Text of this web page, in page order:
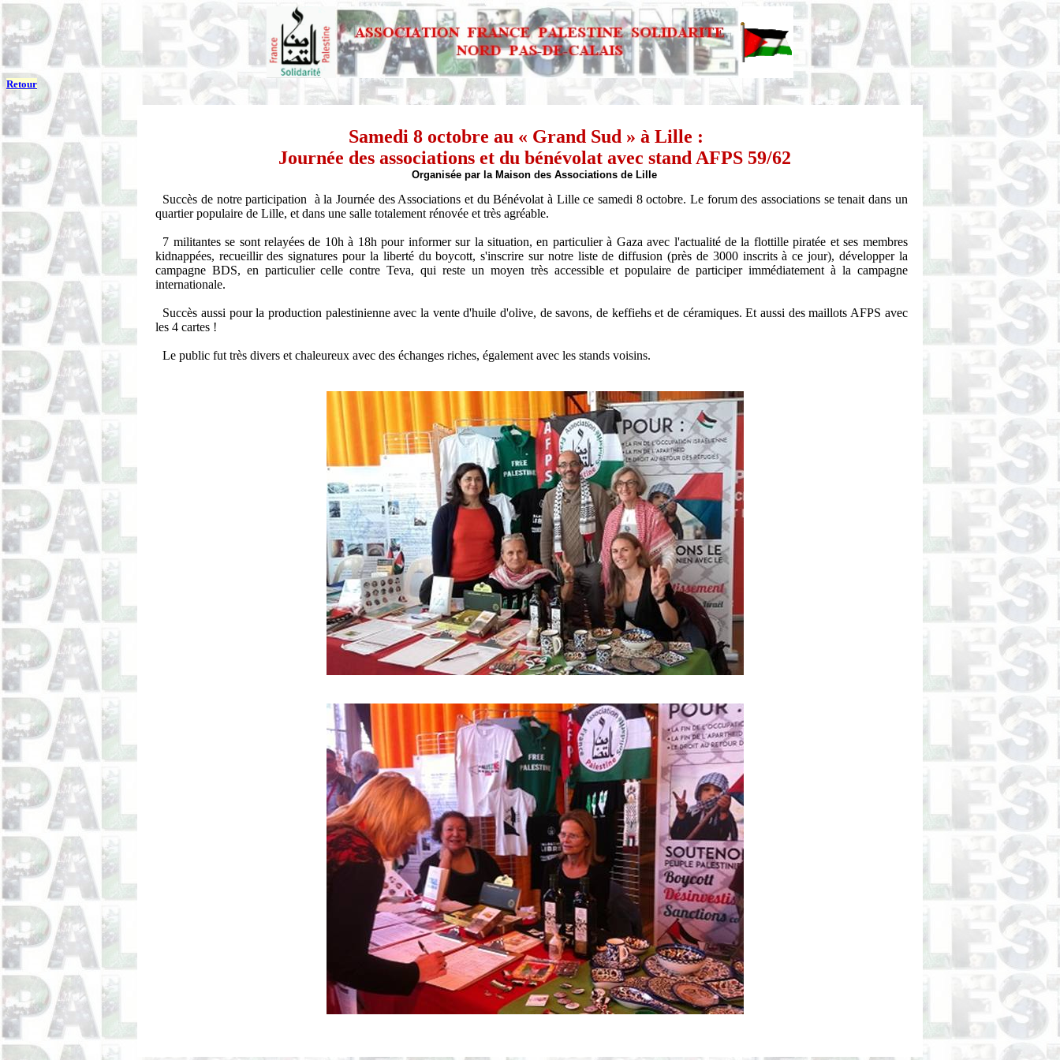
Retour
Samedi 8 octobre au « Grand Sud » à Lille :
Journée des associations et du bénévolat avec stand AFPS 59/62
Organisée par la Maison des Associations de Lille
Succès de notre participation à la Journée des Associations et du Bénévolat à Lille ce samedi 8 octobre. Le forum des associations se tenait dans un
quartier populaire de Lille, et dans une salle totalement rénovée et très agréable.
7 militantes se sont relayées de 10h à 18h pour informer sur la situation, en particulier à Gaza avec l'actualité de la flottille piratée et ses membres
kidnappées, recueillir des signatures pour la liberté du boycott, s'inscrire sur notre liste de diffusion (près de 3000 inscrits à ce jour), développer la
campagne BDS, en particulier celle contre Teva, qui reste un moyen très accessible et populaire de participer immédiatement à la campagne
internationale.
Succès aussi pour la production palestinienne avec la vente d'huile d'olive, de savons, de keffiehs et de céramiques. Et aussi des maillots AFPS avec
les 4 cartes !
Le public fut très divers et chaleureux avec des échanges riches, également avec les stands voisins.